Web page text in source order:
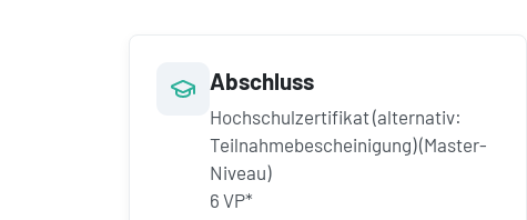
Abschluss
Hochschulzertifikat (alternativ:
Teilnahmebescheinigung) (Master-
Niveau)
6 VP*